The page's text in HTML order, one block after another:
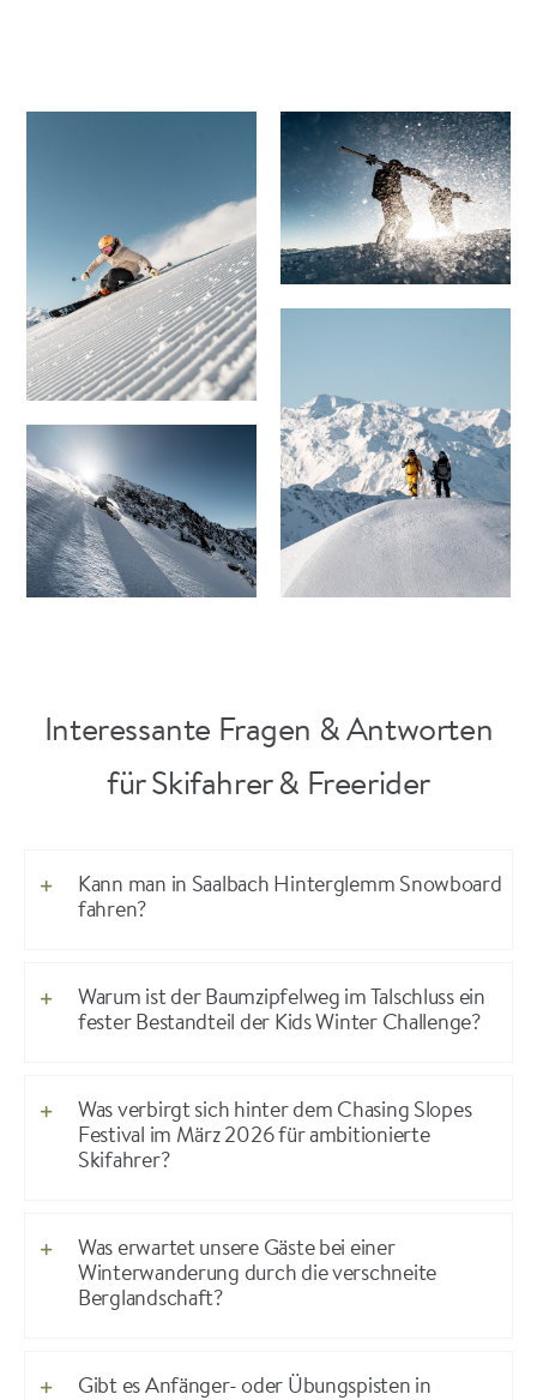
Interessante Fragen & Antworten
für Skifahrer & Freerider
Kann man in Saalbach Hinterglemm Snowboard
fahren?
Warum ist der Baumzipfelweg im Talschluss ein
fester Bestandteil der Kids Winter Challenge?
Was verbirgt sich hinter dem Chasing Slopes
Festival im März 2026 für ambitionierte
Skifahrer?
Was erwartet unsere Gäste bei einer
Winterwanderung durch die verschneite
Berglandschaft?
Gibt es Anfänger- oder Übungspisten in